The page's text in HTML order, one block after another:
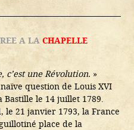
A LACHAPELLE
c’est une Révolution. »
question de Louis XVI
le 14 juillet 1789.
le 21 janvier 1793, la France
place de la